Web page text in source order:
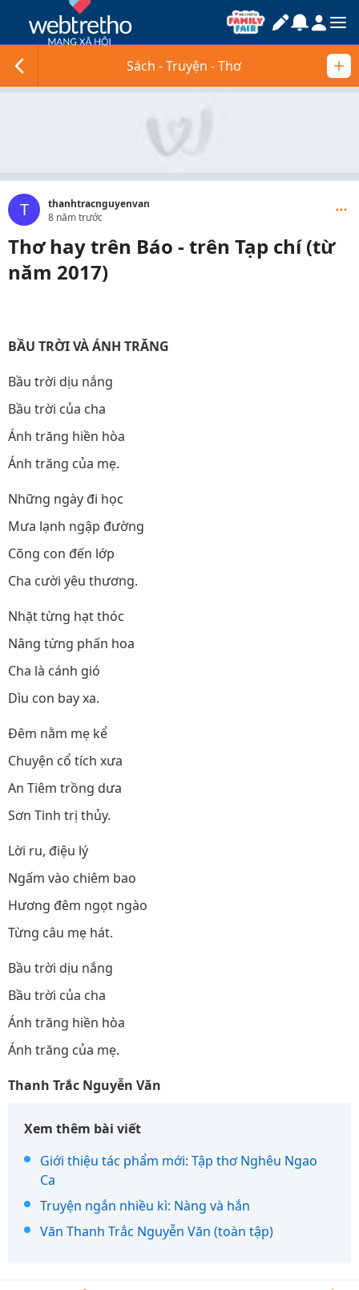
Sách - Truyện - Thơ
T
thanhtracnguyenvan
8 năm trước
Thơ hay trên Báo - trên Tạp chí (từ
năm 2017)
BẦU TRỜI VÀ ÁNH TRĂNG
Bầu trời dịu nắng
Bầu trời của cha
Ánh trăng hiền hòa
Ánh trăng của mẹ.
Những ngày đi học
Mưa lạnh ngập đường
Cõng con đến lớp
Cha cười yêu thương.
Nhặt từng hạt thóc
Nâng từng phấn hoa
Cha là cánh gió
Dìu con bay xa.
Đêm nằm mẹ kể
Chuyện cổ tích xưa
An Tiêm trồng dưa
Sơn Tinh trị thủy.
Lời ru, điệu lý
Ngấm vào chiêm bao
Hương đêm ngọt ngào
Từng câu mẹ hát.
Bầu trời dịu nắng
Bầu trời của cha
Ánh trăng hiền hòa
Ánh trăng của mẹ.
Thanh Trắc Nguyễn Văn
Xem thêm bài viết
Giới thiệu tác phẩm mới: Tập thơ Nghêu Ngao
Ca
Truyện ngắn nhiều kì: Nàng và hắn
Văn Thanh Trắc Nguyễn Văn (toàn tập)